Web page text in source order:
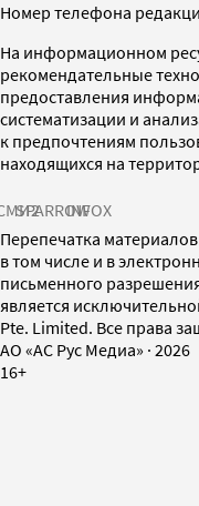
Номер телефона
На информационном
рекомендательные
предоставления
систематизации и
к предпочтениям
находящихся на
SPARROWINFOX
Перепечатка
в том числе и в
письменного
является
Pte. Limited. Все права
AO «АС Рус Медиа» · 2026
16+